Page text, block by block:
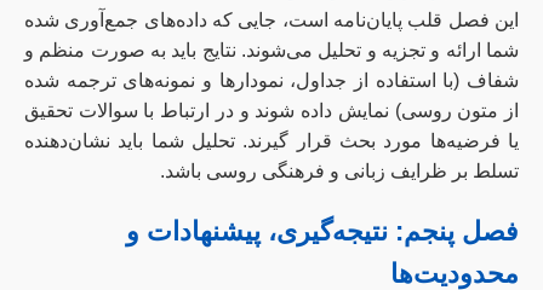
این فصل قلب پایان‌نامه است، جایی که داده‌های جمع‌آوری شده
شما ارائه و تجزیه و تحلیل می‌شوند. نتایج باید به صورت منظم و
شفاف (با استفاده از جداول، نمودارها و نمونه‌های ترجمه شده
از متون روسی) نمایش داده شوند و در ارتباط با سوالات تحقیق
یا فرضیه‌ها مورد بحث قرار گیرند. تحلیل شما باید نشان‌دهنده
تسلط بر ظرایف زبانی و فرهنگی روسی باشد.
فصل پنجم: نتیجه‌گیری، پیشنهادات و
محدودیت‌ها